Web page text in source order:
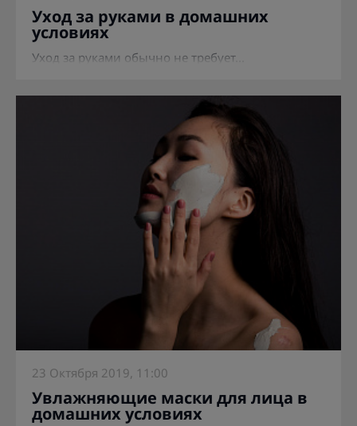
Уход за руками в домашних
условиях
Уход за руками обычно не требует...
23 Октября 2019, 11:00
Увлажняющие маски для лица в
домашних условиях